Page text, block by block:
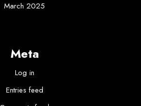
March 2025
Meta
Log in
Entries feed